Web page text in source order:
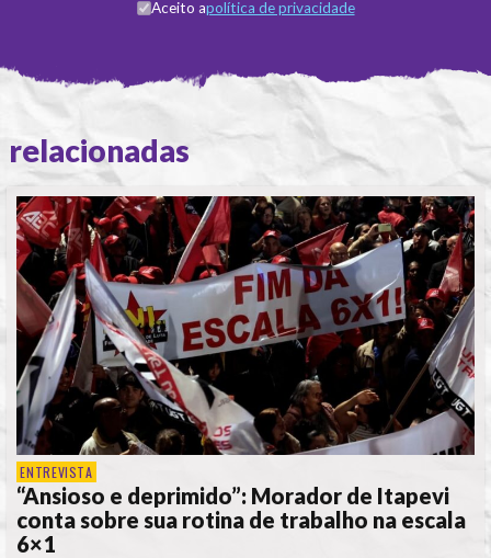
Aceito apolítica de privacidade
relacionadas
ENTREVISTA
“Ansioso e deprimido”: Morador de Itapevi
conta sobre sua rotina de trabalho na escala
6×1